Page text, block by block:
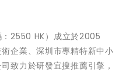
2550 HK）成立於2005
企業、深圳市專精特新中小
致力於研發宜搜推薦引擎，